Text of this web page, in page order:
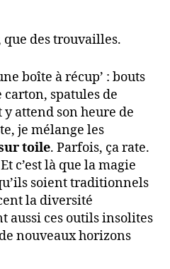
que des trouvailles.
boîte à récup’ : bouts
carton, spatules de
attend son heure de
je mélange les
toile. Parfois, ça rate.
c’est là que la magie
soient traditionnels
la diversité
aussi ces outils insolites
nouveaux horizons